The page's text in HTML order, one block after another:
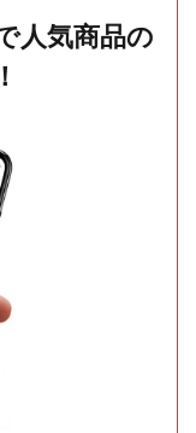
人気商品の